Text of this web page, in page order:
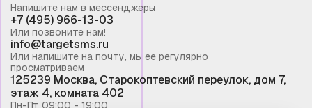
Напишите нам в мессенджеры
+7 (495) 966-13-03
Или позвоните нам!
info@targetsms.ru
Или напишите на почту, мы ее регулярно
просматриваем
125239 Москва, Старокоптевский переулок, дом 7,
этаж 4, комната 402
Пн-Пт 09:00 - 19:00